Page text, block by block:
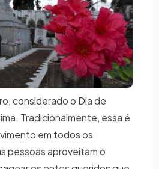
considerado o Dia de
Tradicionalmente, essa é
em todos os
pessoas aproveitam o